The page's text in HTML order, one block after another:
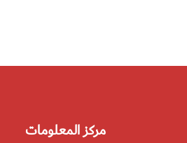
مركز المعلومات